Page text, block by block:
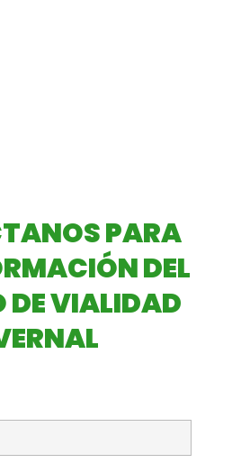
PARA
DEL
DE VIALIDAD